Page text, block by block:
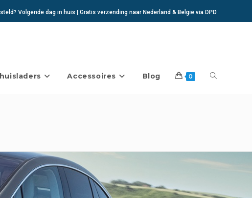
Volgende dag in huis | Gratis verzending naar Nederland & België via DPD
Accessoires Blog 0 Toggle